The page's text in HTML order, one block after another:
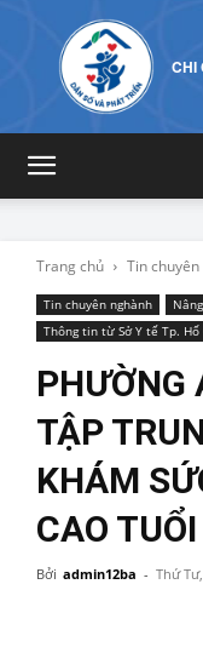
CHI
Trang chủ Tin
Tin chuyên nghành
Thông tin từ Sở Y tế Tp. Hố
PHƯỜNG
TẬP
KHÁM
CAO
Bởi admin12ba - Thứ